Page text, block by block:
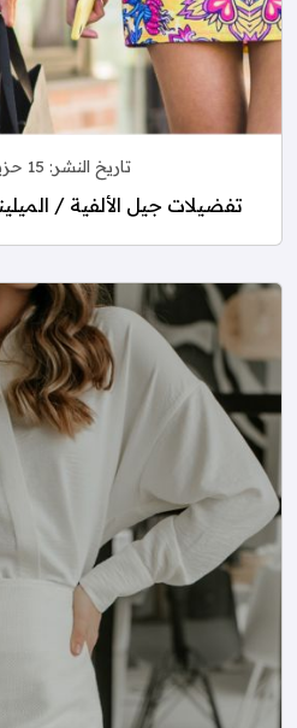
تاريخ النشر: 15 حزيران, 2025
تفضيلات جيل الألفية /